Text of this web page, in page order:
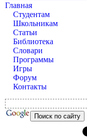
Главная
Студентам
Школьникам
Статьи
Библиотека
Словари
Программы
Игры
Форум
Контакты